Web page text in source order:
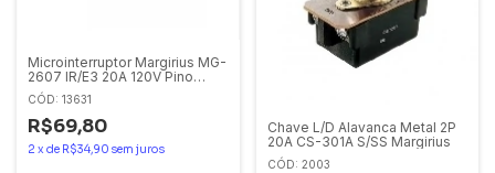
Microinterruptor Margirius MG-
2607 IR/E3 20A 120V Pino
Bucha
CÓD: 13631
R$69,80
2 x de R$34,90 sem juros
Chave L/D Alavanca Metal 2P
20A CS-301A S/SS Margirius
CÓD: 2003